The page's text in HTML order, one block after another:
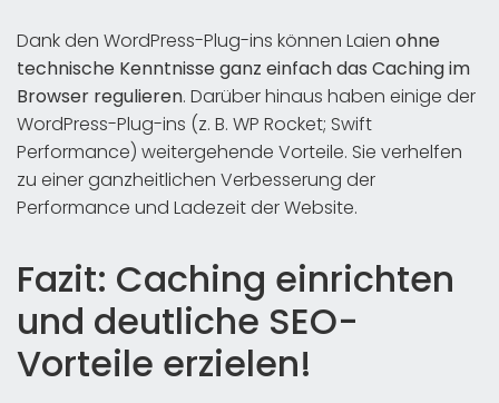
Dank den WordPress-Plug-ins können Laien ohne
technische Kenntnisse ganz einfach das Caching im
Browser regulieren. Darüber hinaus haben einige der
WordPress-Plug-ins (z. B. WP Rocket; Swift
Performance) weitergehende Vorteile. Sie verhelfen
zu einer ganzheitlichen Verbesserung der
Performance und Ladezeit der Website.
Fazit: Caching einrichten
und deutliche SEO-
Vorteile erzielen!